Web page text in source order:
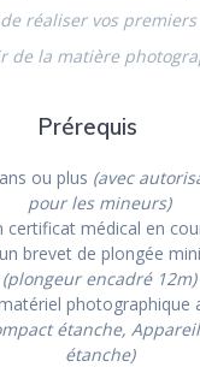
réaliser vos premiers
de la matière
Prérequis
ou plus (avec
pour les mineurs)
certificat médical en
brevet de plongée
(plongeur encadré 12m)
photographique
étanche,
étanche)